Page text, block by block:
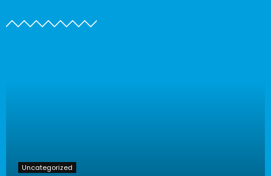
Uncategorized